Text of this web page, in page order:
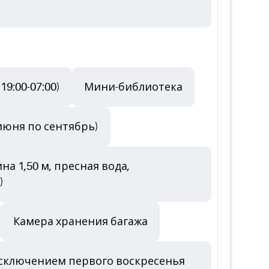
07:00) Мини-библиотека
по сентябрь)
1,50 м, пресная вода,
Камера хранения багажа
первого воскресенья